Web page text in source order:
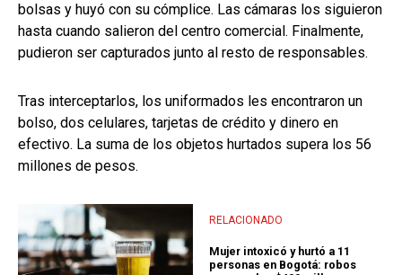
bolsas y huyó con su cómplice. Las cámaras los siguieron
hasta cuando salieron del centro comercial. Finalmente,
pudieron ser capturados junto al resto de responsables.
Tras interceptarlos, los uniformados les encontraron un
bolso, dos celulares, tarjetas de crédito y dinero en
efectivo. La suma de los objetos hurtados supera los 56
millones de pesos.
RELACIONADO
Mujer intoxicó y hurtó a 11
personas en Bogotá: robos